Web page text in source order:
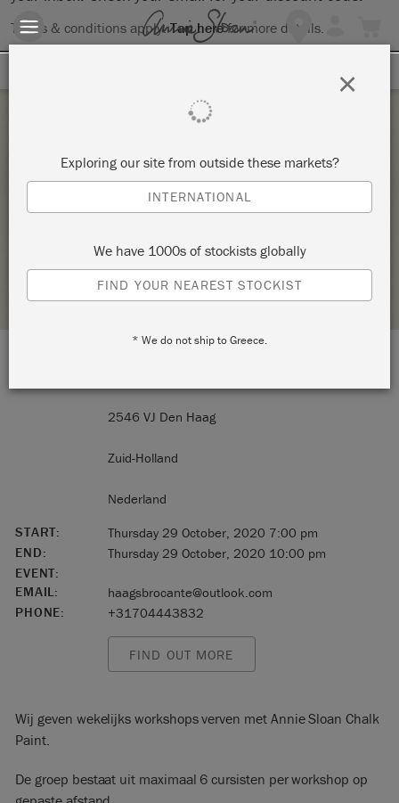
Terms & conditions apply.Tap herefor more details.
WORKSHOP MEUBELTJE VERVEN MET ANNIE
SLOAN CHALK PAINT
STOCKIST PROFILE
2546 VJ Den Haag
Zuid-Holland
Nederland
START:
Thursday 29 October, 2020 7:00 pm
END:
Thursday 29 October, 2020 10:00 pm
EVENT:
EMAIL:
haagsbrocante@outlook.com
PHONE:
+31704443832
FIND OUT MORE
Wij geven wekelijks workshops verven met Annie Sloan Chalk
Paint.
De groep bestaat uit maximaal 6 cursisten per workshop op
Exploring our site from outside these markets?
INTERNATIONAL
We have 1000s of stockists globally
FIND YOUR NEAREST STOCKIST
* We do not ship to Greece.
×